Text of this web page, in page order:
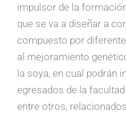
impulsor de la
que se va a diseñar a
compuesto por
al mejoramiento
la soya, en cual podrán
egresados de la
entre otros,